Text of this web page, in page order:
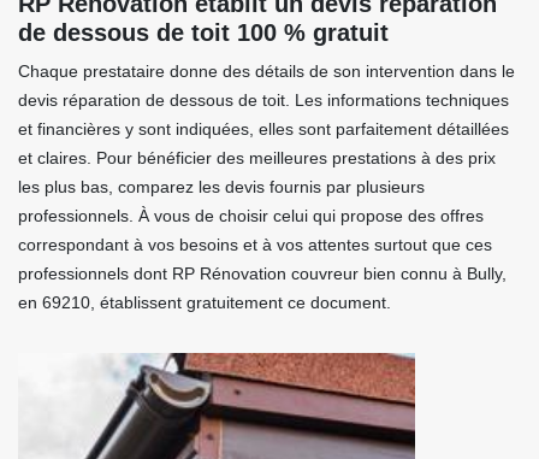
de dessous de toit 100 % gratuit
Chaque prestataire donne des détails de son intervention dans le
devis réparation de dessous de toit. Les informations techniques
et financières y sont indiquées, elles sont parfaitement détaillées
et claires. Pour bénéficier des meilleures prestations à des prix
les plus bas, comparez les devis fournis par plusieurs
professionnels. À vous de choisir celui qui propose des offres
correspondant à vos besoins et à vos attentes surtout que ces
professionnels dont RP Rénovation couvreur bien connu à Bully,
en 69210, établissent gratuitement ce document.